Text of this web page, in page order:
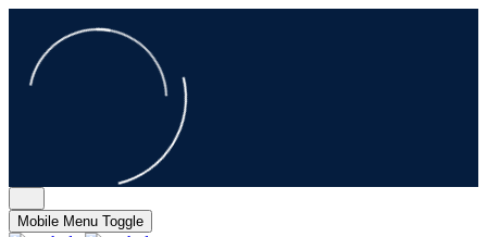
Mobile Menu Toggle